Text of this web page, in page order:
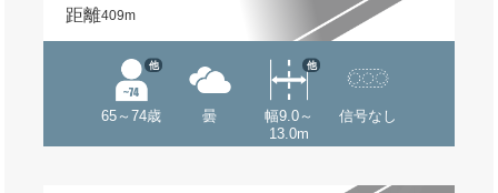
距離409m
65～74歳
他
曇
幅9.0～
13.0m
他
信号なし